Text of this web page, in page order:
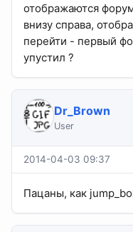
отображаются
внизу справа,
перейти - первый
упустил ?
Dr_Brown
User
2014-04-03 09:37
Пацаны, как